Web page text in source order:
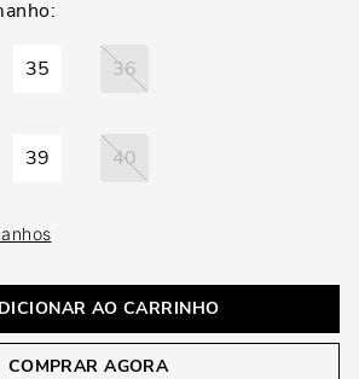
35 36
39 40
AO CARRINHO
COMPRAR AGORA